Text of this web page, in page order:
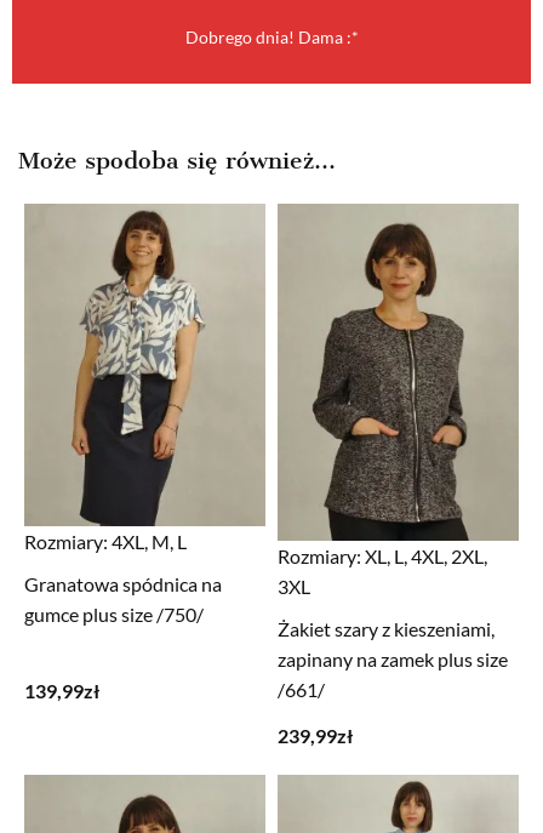
Dobrego dnia! Dama :*
Może spodoba się również…
Rozmiary: 4XL, M, L
Granatowa spódnica na
gumce plus size /750/
139,99zł
Rozmiary: XL, L, 4XL, 2XL,
3XL
Żakiet szary z kieszeniami,
zapinany na zamek plus size
/661/
239,99zł